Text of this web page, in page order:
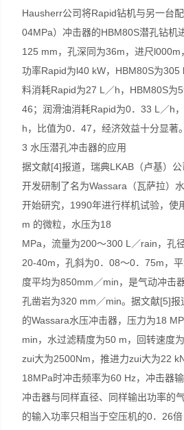
Hausherr公司将Rapid钻机与另一台配
04MPa）冲击器的HBM80S潜孔钻机
125 mm，孔深同为36m，进尺l000m
功率Rapid为l40 kW，HBM80S为305
料消耗Rapid为27 L／h，HBM80S为
46；润滑油消耗Rapid为0．33 L／h
h，比值为0．47，经济效益十分显著。
3 水压潜孔冲击器的应用
据文献[4]报道，瑞典LKAB（卢基）
开发研制了名为Wassara（瓦萨拉）
开始研究，1990年进行样机试验，使
m 的微粒，水压为18
MPa，流量为200～300 L／rain，孔
20-40m，孔斜为0．08～0．75m，
度平均为850mm／min，是气动冲击
孔凿岩为320 mm／min。据文献[5]
的Wassara水压冲击器，压力为18
min，水过滤精度为50 m，回转速度
zui大为2500Nm，推进力zui大为22
18MPa时冲击频率为60 Hz，冲击器
冲击器与同样直径、同样输出功率的
的输入功率只相当于空压机的0．26